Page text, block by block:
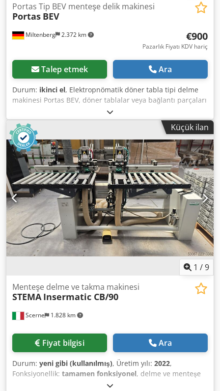
Miltenberg 2.372 km
Portas Tip BEV menteşe delik makinesi
Portas BEV
€900
Pazarlık Fiyatı KDV hariç
Talep etmek Ara
Durum: ikinci el, Elektropnömatik döner tabla tipi delme
makinesi Portas BEV, döner tablalar veya bağlantı parçaları
delmek için kullanılır. Teknik Özellikler: - Destek tablası:
yaklaşık 300 x 37 cm - Ağırlık: 180 kg Dcedpfx Ahszrytrj Tsk
Küçük ilan
1 /9
Scerne 1.828 km
Menteşe delme ve takma makinesi
STEMA Insermatic CB/90
Fiyat bilgisi Ara
Durum: yeni gibi (kullanılmış), Üretim yılı: 2022,
Fonksiyonellik: tamamen fonksiyonel, delme ve menteşe
yerleştirme makinesi Dedpfszk Tpwjx Ah Tjck